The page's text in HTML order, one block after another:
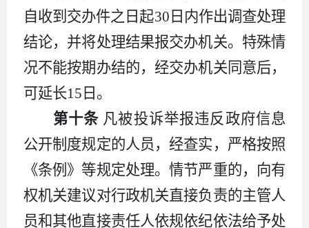
自收到交办件之日起30 日内作出调查处理
结论，并将处理结果报交办机关。特殊情
况不能按期办结的，经交办机关同意后，
可延长15 日。
第十条 凡被投诉举报违反政府信息
公开制度规定的人员，经查实，严格按照
《条例》等规定处理。情节严重的，向有
权机关建议对行政机关直接负责的主管人
员和其他直接责任人依规依纪依法给予处